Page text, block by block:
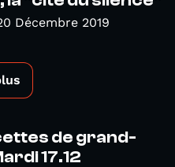
Décembre 2019
de grand-
17.12